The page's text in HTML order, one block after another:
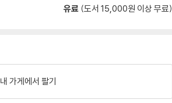
유료 (도서 15,000원 이상 무료)
내 가게에서 팔기